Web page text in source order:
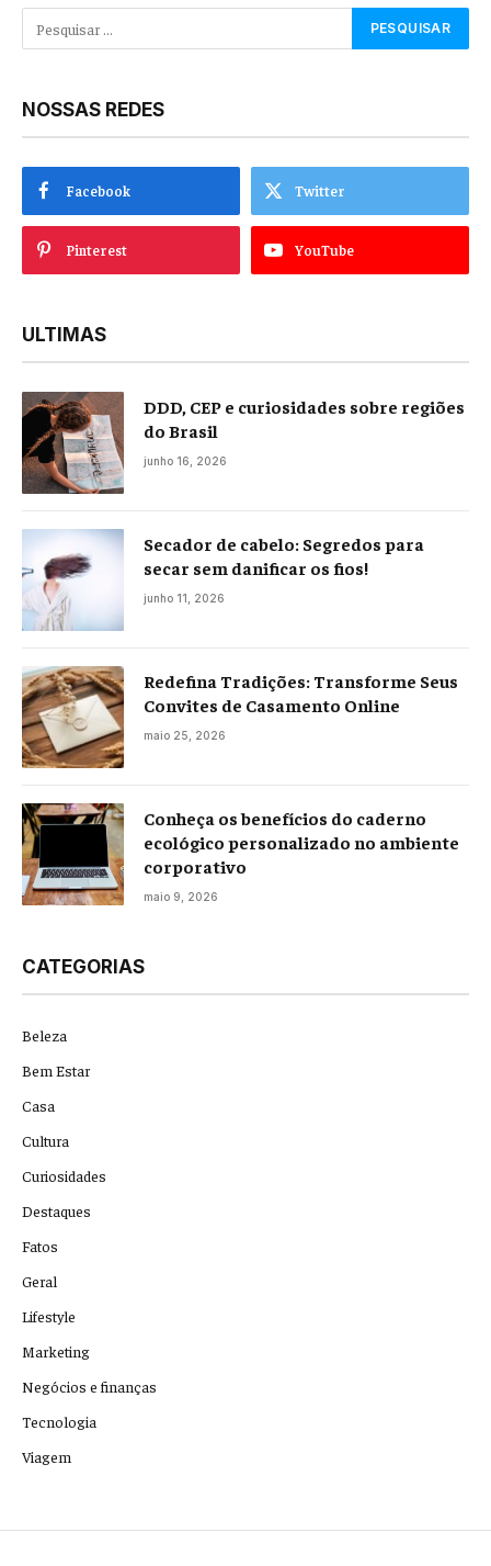
NOSSAS REDES
Facebook Twitter
Pinterest YouTube
ULTIMAS
DDD, CEP e curiosidades sobre regiões
do Brasil
junho 16, 2026
Secador de cabelo: Segredos para
secar sem danificar os fios!
junho 11, 2026
Redefina Tradições: Transforme Seus
Convites de Casamento Online
maio 25, 2026
Conheça os benefícios do caderno
ecológico personalizado no ambiente
corporativo
maio 9, 2026
CATEGORIAS
Beleza
Bem Estar
Casa
Cultura
Curiosidades
Destaques
Fatos
Geral
Lifestyle
Marketing
Negócios e finanças
Tecnologia
Viagem